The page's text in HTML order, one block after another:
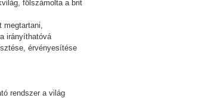
fölszámolta a brit
megtartani,
irányíthatóvá
érvényesítése
rendszer a világ